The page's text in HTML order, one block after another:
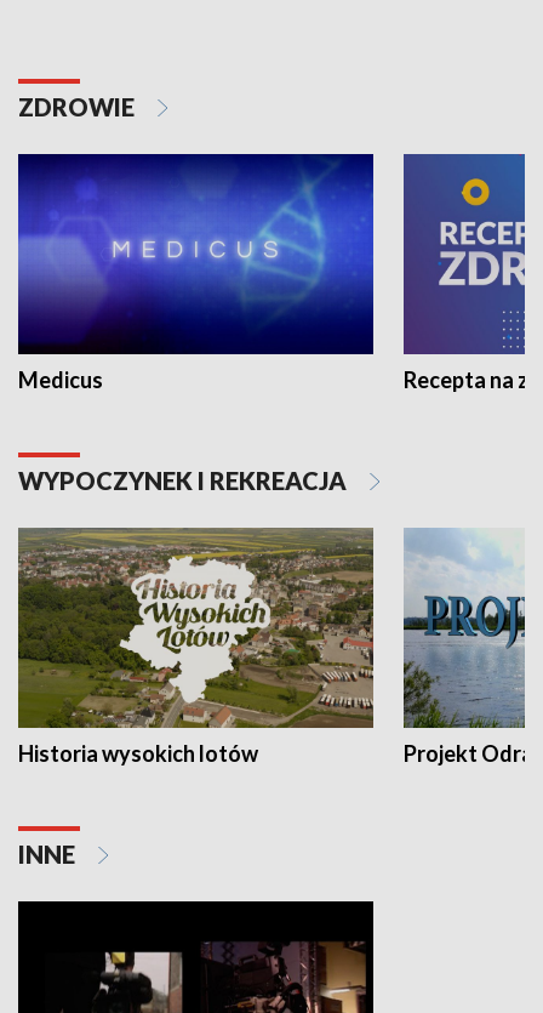
ZDROWIE
Medicus Recepta na
WYPOCZYNEK I REKREACJA
Historia wysokich lotów Projekt Odra
INNE